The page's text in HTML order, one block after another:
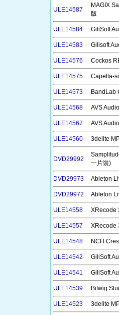
ULE14587
MAGIX
版
ULE14584 GiliSoft
ULE14583 Gilisoft
ULE14576 Cockos
ULE14575 Capella-
ULE14573 BandLab
ULE14568 AVS
ULE14567 AVS
ULE14560 3delite
DVD29992
一片裝)
DVD29973 Ableton
DVD29972 Ableton
ULE14558 XRecode
ULE14557 XRecode
ULE14548 NCH
ULE14542 GiliSoft
ULE14541 GiliSoft
ULE14539 Bitwig
ULE14523 3delite